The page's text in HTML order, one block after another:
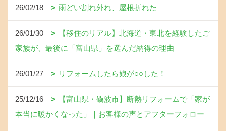
26/02/18 雨どい割れ外れ、屋根折れた
26/01/30
【移住のリアル】北海道・東北を経験したご
家族が、最後に「富山県」を選んだ納得の理由
26/01/27 リフォームしたら娘が○○した！
25/12/16
【富山県・礪波市】断熱リフォームで「家が
本当に暖かくなった」｜お客様の声とアフターフォロー